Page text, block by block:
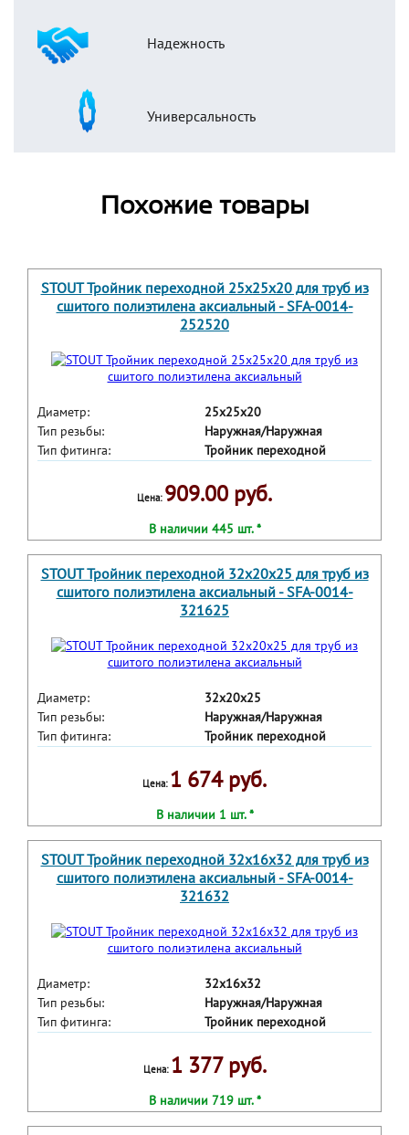
Надежность
Универсальность
Похожие товары
STOUT Тройник переходной 25x25x20 для труб из
сшитого полиэтилена аксиальный - SFA-0014-
252520
Диаметр:
25х25х20
Тип резьбы:
Наружная/Наружная
Тип фитинга:
Тройник переходной
Цена: 909.00 руб.
В наличии 445 шт. *
STOUT Тройник переходной 32x20x25 для труб из
сшитого полиэтилена аксиальный - SFA-0014-
321625
Диаметр:
32х20х25
Тип резьбы:
Наружная/Наружная
Тип фитинга:
Тройник переходной
Цена: 1 674 руб.
В наличии 1 шт. *
STOUT Тройник переходной 32x16x32 для труб из
сшитого полиэтилена аксиальный - SFA-0014-
321632
Диаметр:
32х16х32
Тип резьбы:
Наружная/Наружная
Тип фитинга:
Тройник переходной
Цена: 1 377 руб.
В наличии 719 шт. *